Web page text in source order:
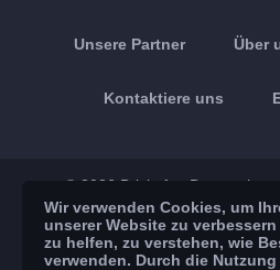
Unsere Partner Über
Kontaktiere uns
© 2026 Brickoft Datenschutz
App Store
Wir verwenden Cookies, um
unserer Website zu
zu helfen, zu verstehen, wie
verwenden. Durch die